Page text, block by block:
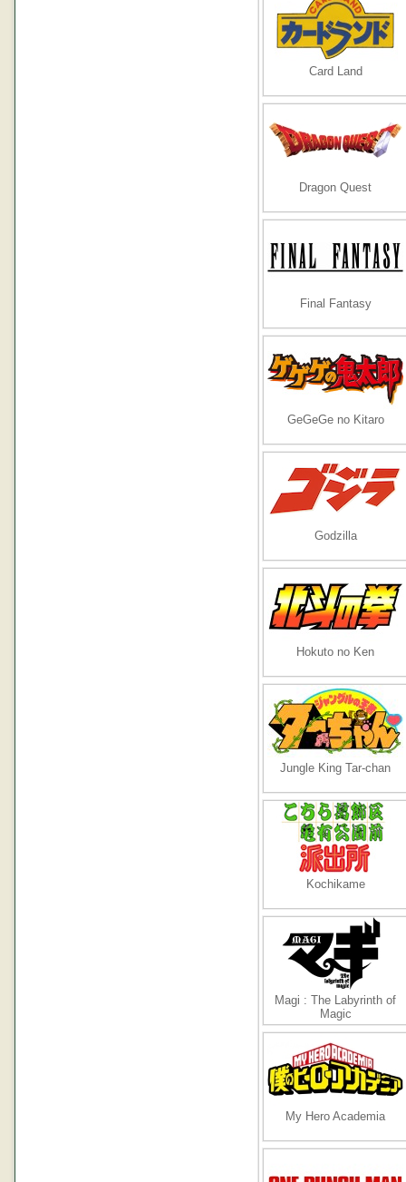
Card Land
Dragon Quest
Final Fantasy
GeGeGe no Kitaro
Godzilla
Hokuto no Ken
Jungle King Tar-chan
Kochikame
Magi : The Labyrinth of
Magic
My Hero Academia